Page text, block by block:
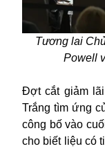
Tương lai
Powell
Đợt cắt giảm
Trắng tìm ứng
công bố vào
cho biết liệu có